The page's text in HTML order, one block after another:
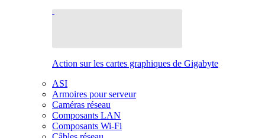
Action sur les cartes graphiques de Gigabyte
ASI
Armoires pour serveur
Caméras réseau
Composants LAN
Composants Wi-Fi